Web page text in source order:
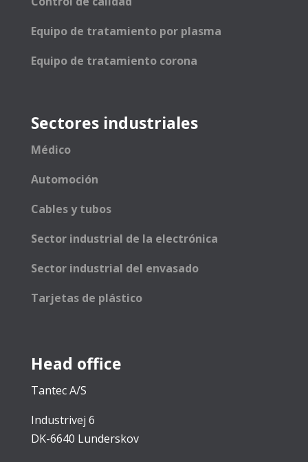
Equipo de tratamiento por plasma
Equipo de tratamiento corona
Sectores industriales
Médico
Automoción
Cables y tubos
Sector industrial de la electrónica
Sector industrial del envasado
Tarjetas de plástico
Head office
Tantec A/S
Industrivej 6
DK-6640 Lunderskov